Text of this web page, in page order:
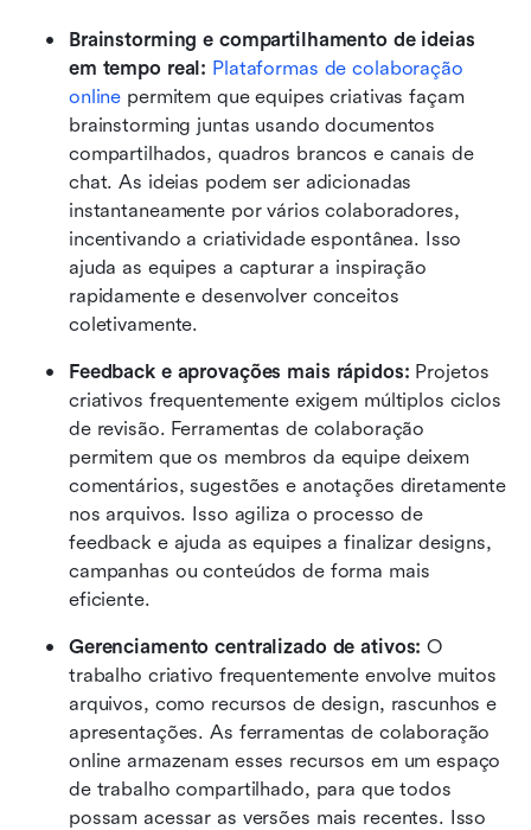
Brainstorming e compartilhamento de ideias
em tempo real: Plataformas de colaboração
online permitem que equipes criativas façam
brainstorming juntas usando documentos
compartilhados, quadros brancos e canais de
chat. As ideias podem ser adicionadas
instantaneamente por vários colaboradores,
incentivando a criatividade espontânea. Isso
ajuda as equipes a capturar a inspiração
rapidamente e desenvolver conceitos
coletivamente.
Feedback e aprovações mais rápidos: Projetos
criativos frequentemente exigem múltiplos ciclos
de revisão. Ferramentas de colaboração
permitem que os membros da equipe deixem
comentários, sugestões e anotações diretamente
nos arquivos. Isso agiliza o processo de
feedback e ajuda as equipes a finalizar designs,
campanhas ou conteúdos de forma mais
eficiente.
Gerenciamento centralizado de ativos: O
trabalho criativo frequentemente envolve muitos
arquivos, como recursos de design, rascunhos e
apresentações. As ferramentas de colaboração
online armazenam esses recursos em um espaço
de trabalho compartilhado, para que todos
possam acessar as versões mais recentes. Isso